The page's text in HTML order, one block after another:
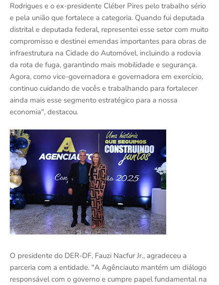
Rodrigues e o ex-presidente Cléber Pires pelo trabalho sério
e pela união que fortalece a categoria. Quando fui deputada
distrital e deputada federal, representei esse setor com muito
compromisso e destinei emendas importantes para obras de
infraestrutura na Cidade do Automóvel, incluindo a rodovia
da rota de fuga, garantindo mais mobilidade e segurança.
Agora, como vice-governadora e governadora em exercício,
continuo cuidando de vocês e trabalhando para fortalecer
ainda mais esse segmento estratégico para a nossa
economia", destacou.
O presidente do DER-DF, Fauzi Nacfur Jr., agradeceu a
parceria com a entidade. "A Agênciauto mantém um diálogo
responsável com o governo e cumpre papel fundamental na